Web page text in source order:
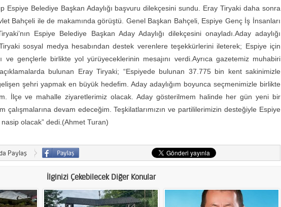
Espiye Belediye Başkan Adaylığı başvuru dilekçesini sundu. Eray Tiryaki daha sonra
Bahçeli ile de makamında görüştü. Genel Başkan Bahçeli, Espiye Genç İş İnsanları
Espiye Belediye Başkan Aday Adaylığı dilekçesini onayladı.Aday adaylığı
sosyal medya hesabından destek verenlere teşekkürlerini ileterek; Espiye için
ve gençlerle birlikte yol yürüyeceklerinin mesajını verdi.Ayrıca gazetemiz muhabiri
bulunan Eray Tiryaki; “Espiyede bulunan 37.775 bin kent sakinimizle
şehri yapmak en büyük hedefim. Aday adaylığım boyunca seçmenimizle birlikte
İlçe ve mahalle ziyaretlerimiz olacak. Aday gösterilmem halinde her gün yeni bir
çalışmalarına devam edeceğim. Teşkilatlarımızın ve partililerimizin desteğiyle Espiye
nasip olacak” dedi.(Ahmet Turan)
Paylaş
İlginizi Çekebilecek Diğer Konular